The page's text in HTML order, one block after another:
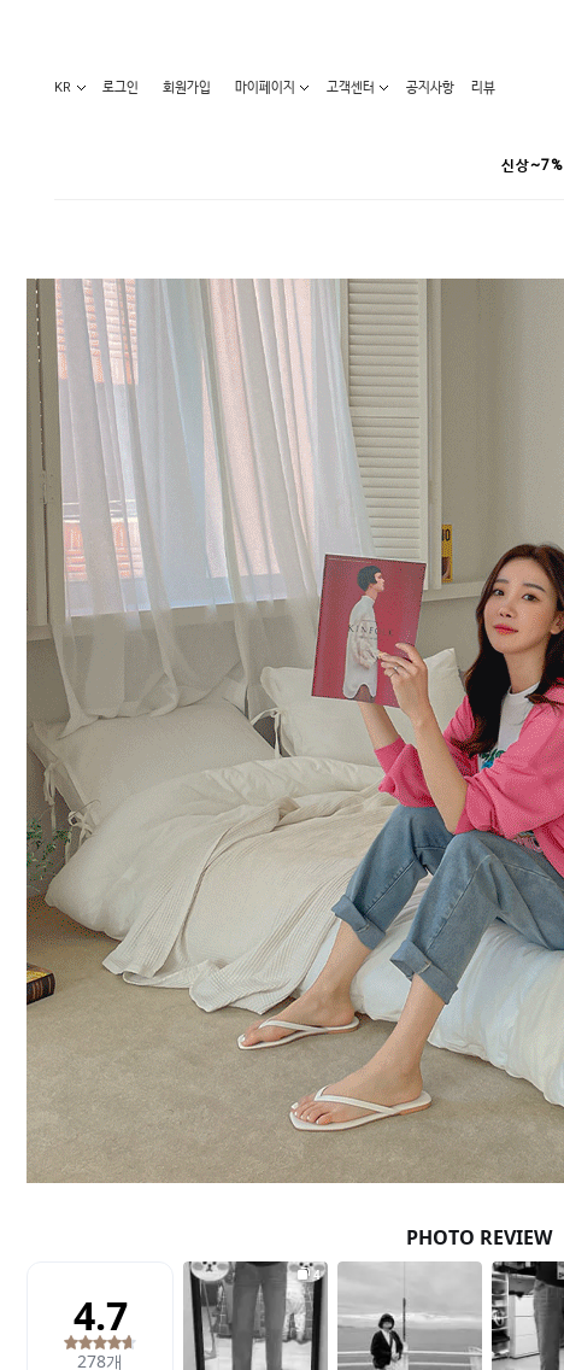
KR 로그인 회원가입 마이페이지 고객센터 공지사항 리뷰
신상~7%
베스트100
라벨디
오늘발송
세일50-80%
임산부화장품
1+1세일
기획전
원피스
블라우스/니트
티/나시
아우터
임산부하의
레깅스/스타킹
수유복
코디아이템
앱특가
커뮤니티
이벤트
리뷰
리얼체험단모집
만삭사진컨테스트
아기사진컨테스트
고객센터 1661-5260
공지사항
자주묻는질문
Q&A
배송조회
카드결제조회
미확인입금자보기
이용안내
제휴/광고문의
구매금액별사은품
고객의소리
회원가입
마이페이지